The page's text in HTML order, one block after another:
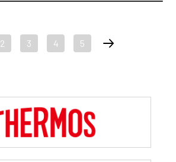
2 3 4 5